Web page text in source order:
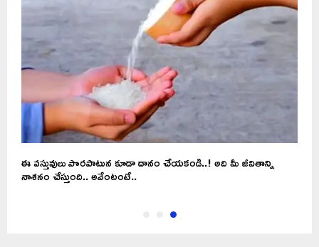
ఈ వస్తువులు పొరపాటున కూడా దానం చేయకండి..! అది మీ జీవితాన్ని
నాశనం చేస్తుంది.. అవేంటంటే..